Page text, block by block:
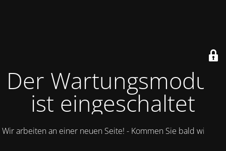
Der Wartungsmodus
ist eingeschaltet
Wir arbeiten an einer neuen Seite! - Kommen Sie bald wieder.